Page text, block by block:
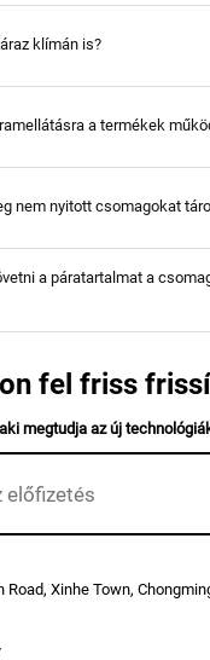
klímán is?
a termékek
nem nyitott csomagokat
a páratartalmat a
fel friss
megtudja az új
Road, Xinhe Town,